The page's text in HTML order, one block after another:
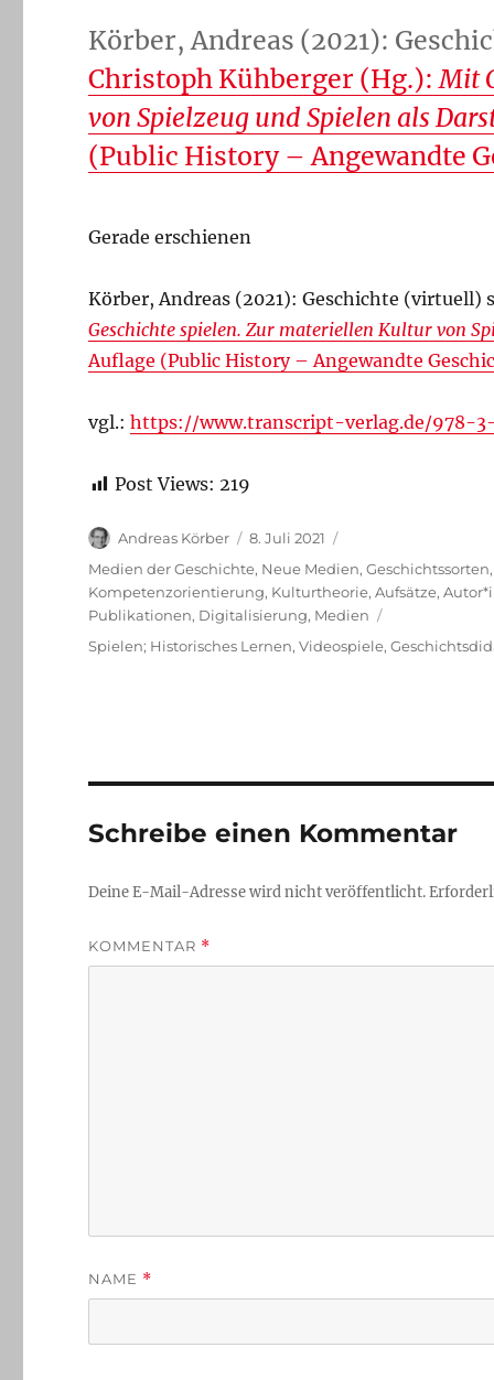
Körber, Andreas (2021):
Christoph Kühberger (Hg.):Mit
von Spielzeug und Spielen als
(Public History – Angewandte
Gerade erschienen
Körber, Andreas (2021): Geschichte
Geschichte spielen. Zur materiellen Kultur von
Auflage (Public History – Angewandte
vgl.:https://www.transcript-verlag.de/978-
Post Views: 219
Autor
Andreas Körber
Veröffentlicht
8. Juli 2021
Kategorien
Medien der Geschichte, Neue Medien,Geschichtssorten
Kompetenzorientierung, Kulturtheorie,Aufsätze,
Publikationen, Digitalisierung, Medien
Schlagwörter
Spielen; Historisches Lernen,Videospiele,
Schreibe einen Kommentar
Deine E-Mail-Adresse wird nicht veröffentlicht.
KOMMENTAR *
NAME *